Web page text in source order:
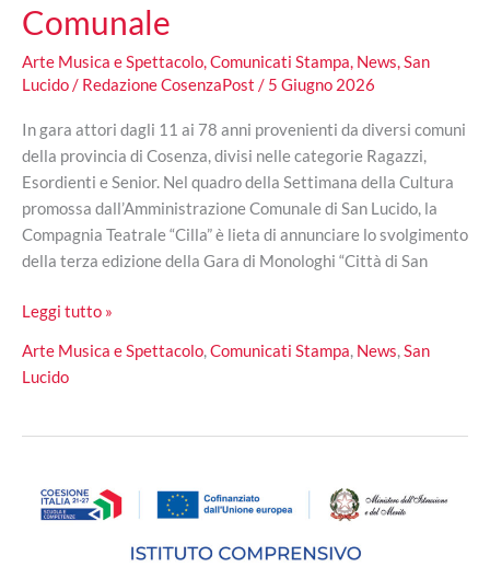
Comunale
Arte Musica e Spettacolo,Comunicati Stampa, News,San
Lucido/ Redazione CosenzaPost / 5 Giugno 2026
In gara attori dagli 11 ai 78 anni provenienti da diversi comuni
della provincia di Cosenza, divisi nelle categorie Ragazzi,
Esordienti e Senior. Nel quadro della Settimana della Cultura
promossa dall’Amministrazione Comunale di San Lucido, la
Compagnia Teatrale “Cilla” è lieta di annunciare lo svolgimento
della terza edizione della Gara di Monologhi “Città di San
San
terza
Gara
Monologhi:
finalisti
Leggi tutto »
Arte Musica e Spettacolo,Comunicati Stampa, News,San
Lucido